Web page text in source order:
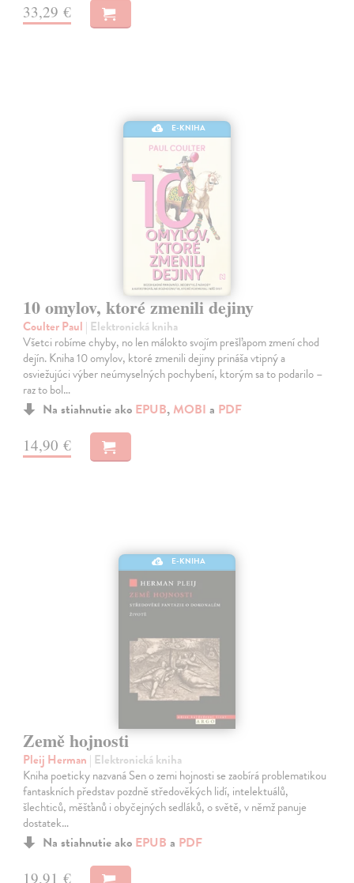
33,29 €
E-KNIHA
10 omylov, ktoré zmenili dejiny
Coulter Paul | Elektronická kniha
Všetci robíme chyby, no len málokto svojím prešľapom zmení chod
dejín. Kniha 10 omylov, ktoré zmenili dejiny prináša vtipný a
osviežujúci výber neúmyselných pochybení, ktorým sa to podarilo –
raz to bol…
Na stiahnutie ako EPUB, MOBI a PDF
14,90 €
E-KNIHA
Země hojnosti
Pleij Herman | Elektronická kniha
Kniha poeticky nazvaná Sen o zemi hojnosti se zaobírá problematikou
fantaskních představ pozdně středověkých lidí, intelektuálů,
šlechticů, měšťanů i obyčejných sedláků, o světě, v němž panuje
dostatek…
Na stiahnutie ako EPUB a PDF
19,91 €